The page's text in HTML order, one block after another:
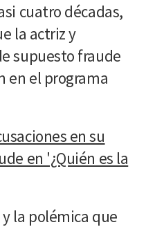
cuatro décadas,
la actriz y
supuesto fraude
en el programa
en su
en '¿Quién es la
la polémica que